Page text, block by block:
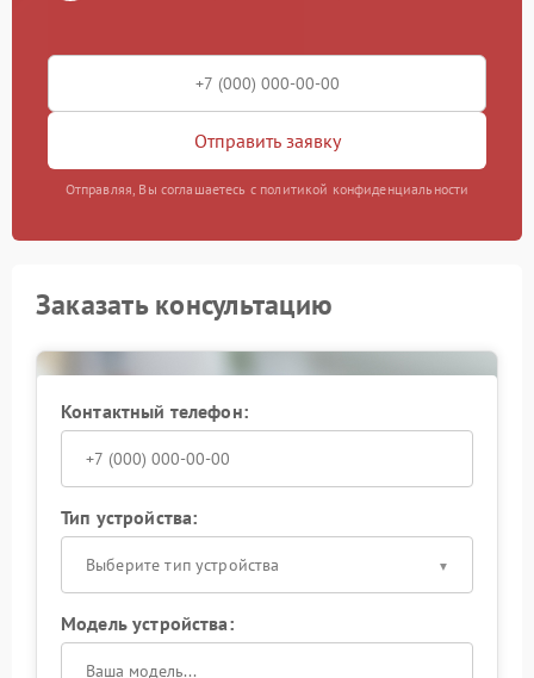
Отправить заявку
Отправляя, Вы соглашаетесь с политикой конфиденциальности
Заказать консультацию
Контактный телефон:
Тип устройства:
Выберите тип устройства
Модель устройства: